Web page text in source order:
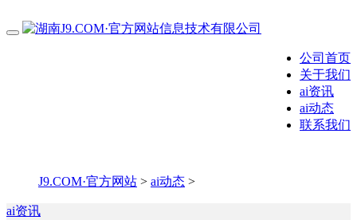
公司首页
关于我们
ai资讯
ai动态
联系我们
J9.COM·官方网站 > ai动态 >
ai资讯